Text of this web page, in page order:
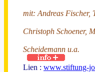
mit: Andreas Fischer,
Christoph Schoener,
Scheidemann u.a.
Lien : www.stiftung-